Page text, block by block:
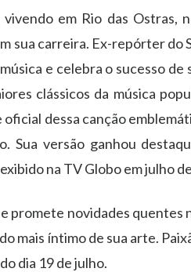
em Rio das Ostras,
sua carreira. Ex-repórter
e celebra o sucesso
clássicos da música
dessa canção
Sua versão ganhou
na TV Globo em julho
promete novidades quentes
mais íntimo de sua arte.
dia 19 de julho.